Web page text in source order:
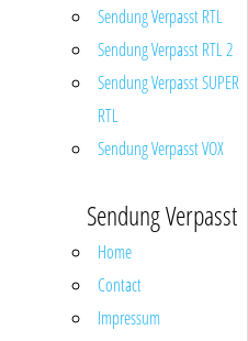
Sendung Verpasst RTL
Sendung Verpasst RTL 2
Sendung Verpasst SUPER
RTL
Sendung Verpasst VOX
Sendung Verpasst
Home
Contact
Impressum